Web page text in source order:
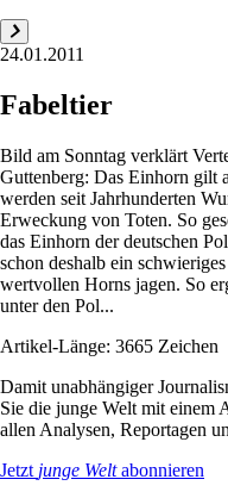
24.01.2011
Fabeltier
Bild am Sonntag verklärt
Guttenberg: Das Einhorn gilt
werden seit Jahrhunderten
Erweckung von Toten. So
das Einhorn der deutschen
schon deshalb ein
wertvollen Horns jagen. So
unter den Pol...
Artikel-Länge: 3665 Zeichen
Damit unabhängiger
Sie die junge Welt mit einem
allen Analysen, Reportagen
Jetzt junge Weltabonnieren